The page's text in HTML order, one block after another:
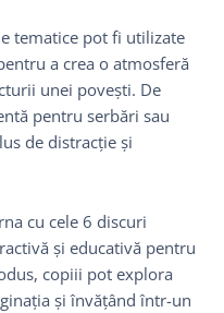
tematice pot fi utilizate
a crea o atmosferă
unei povești. De
pentru serbări sau
de distracție și
cu cele 6 discuri
și educativă pentru
copiii pot explora
și învățând într-un